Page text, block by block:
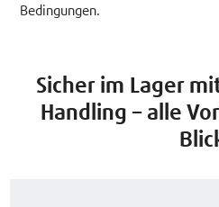
Bedingungen.
Sicher im Lager
Handling – alle